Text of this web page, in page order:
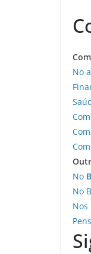
No
No
No
Nos